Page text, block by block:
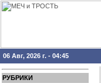
06 Авг, 2026 г. - 04:45
РУБРИКИ